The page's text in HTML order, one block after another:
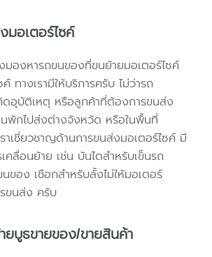
มอเตอร์ไซค์
มองหารถขนของที่ขนย้ายมอเตอร์ไซค์
ทางเรามีให้บริการครับ ไม่ว่ารถ
ดอุบัติเหตุ หรือลูกค้าที่ต้องการขนส่ง
นพักไปส่งต่างจังหวัด หรือในพื้นที่
าเชี่ยวชาญด้านการขนส่งมอเตอร์ไซค์ มี
ลื่อนย้าย เช่น บันไดสำหรับเข็นรถ
ของ เชือกสำหรับลั้งไม่ให้มอเตอร์
ขนส่ง ครับ
ยบูธขายของ/ขายสินค้า